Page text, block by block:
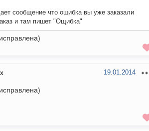
сообщение что ошибка вы уже заказали
и там пишет "Ощибка"
19.01.2014